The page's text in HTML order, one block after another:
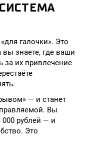
галочки». Это
вы знаете, где ваши
за их привлечение
— и станет
Вы
000 рублей — и
Это